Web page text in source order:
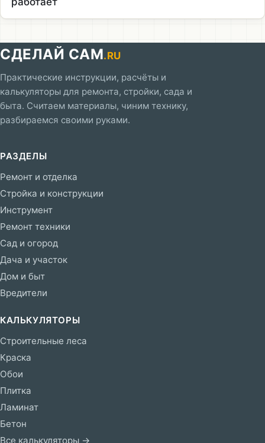
СДЕЛАЙ САМ.RU
Практические инструкции, расчёты и
калькуляторы для ремонта, стройки, сада и
быта. Считаем материалы, чиним технику,
разбираемся своими руками.
РАЗДЕЛЫ
Ремонт и отделка
Стройка и конструкции
Инструмент
Ремонт техники
Сад и огород
Дача и участок
Дом и быт
Вредители
КАЛЬКУЛЯТОРЫ
Строительные леса
Краска
Обои
Плитка
Ламинат
Бетон
Все калькуляторы →